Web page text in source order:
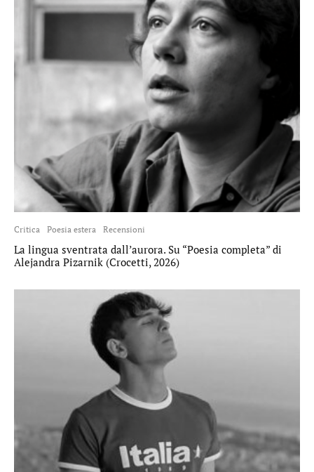
Critica Poesia estera Recensioni
La lingua sventrata dall’aurora. Su “Poesia completa” di
Alejandra Pizarnik (Crocetti, 2026)